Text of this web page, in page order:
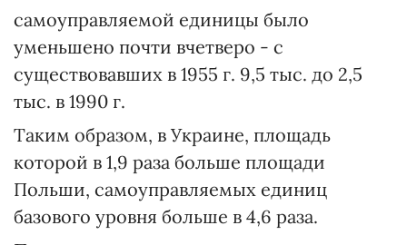
самоуправляемой единицы было
уменьшено почти вчетверо - с
существовавших в 1955 г. 9,5 тыс. до 2,5
тыс. в 1990 г.
Таким образом, в Украине, площадь
которой в 1,9 раза больше площади
Польши, самоуправляемых единиц
базового уровня больше в 4,6 раза.